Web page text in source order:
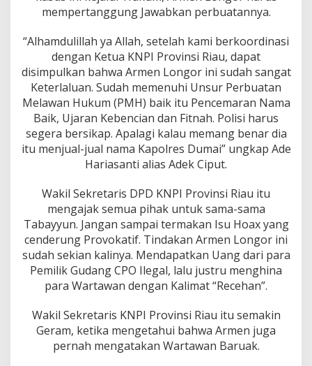
mempertanggung Jawabkan perbuatannya.
“Alhamdulillah ya Allah, setelah kami berkoordinasi
dengan Ketua KNPI Provinsi Riau, dapat
disimpulkan bahwa Armen Longor ini sudah sangat
Keterlaluan. Sudah memenuhi Unsur Perbuatan
Melawan Hukum (PMH) baik itu Pencemaran Nama
Baik, Ujaran Kebencian dan Fitnah. Polisi harus
segera bersikap. Apalagi kalau memang benar dia
itu menjual-jual nama Kapolres Dumai” ungkap Ade
Hariasanti alias Adek Ciput.
Wakil Sekretaris DPD KNPI Provinsi Riau itu
mengajak semua pihak untuk sama-sama
Tabayyun. Jangan sampai termakan Isu Hoax yang
cenderung Provokatif. Tindakan Armen Longor ini
sudah sekian kalinya. Mendapatkan Uang dari para
Pemilik Gudang CPO Ilegal, lalu justru menghina
para Wartawan dengan Kalimat “Recehan”.
Wakil Sekretaris KNPI Provinsi Riau itu semakin
Geram, ketika mengetahui bahwa Armen juga
pernah mengatakan Wartawan Baruak.